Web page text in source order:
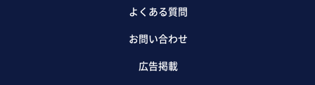
よくある質問
お問い合わせ
広告掲載